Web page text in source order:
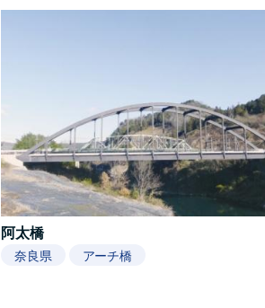
阿太橋
奈良県 アーチ橋